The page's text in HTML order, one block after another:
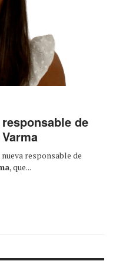
de
responsable de
, que...